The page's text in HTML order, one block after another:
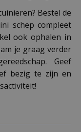
Bestel de
schep compleet
ook ophalen in
je graag verder
Geef
bezig te zijn en